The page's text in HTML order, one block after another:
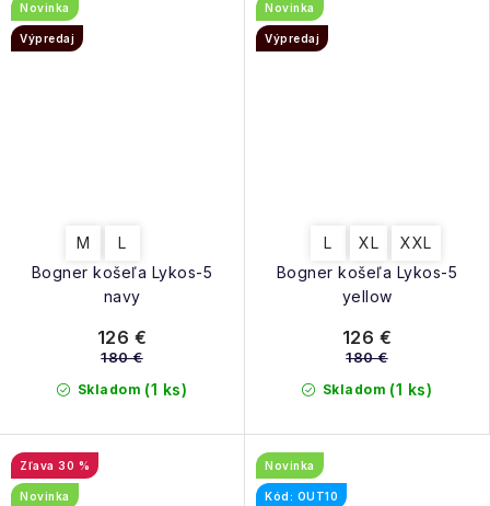
Bogner košeľa Lykos-5
navy
Novinka
Výpredaj
M L
Skladom (1 ks)
126 €
180 €
Bogner košeľa Lykos-5
yellow
Novinka
Výpredaj
L XL XXL
Skladom (1 ks)
126 €
180 €
30 %
Novinka
Novinka
Kód: OUT10